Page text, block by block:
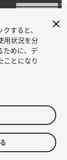
すると、
用状況を分
ために、デ
ことになり